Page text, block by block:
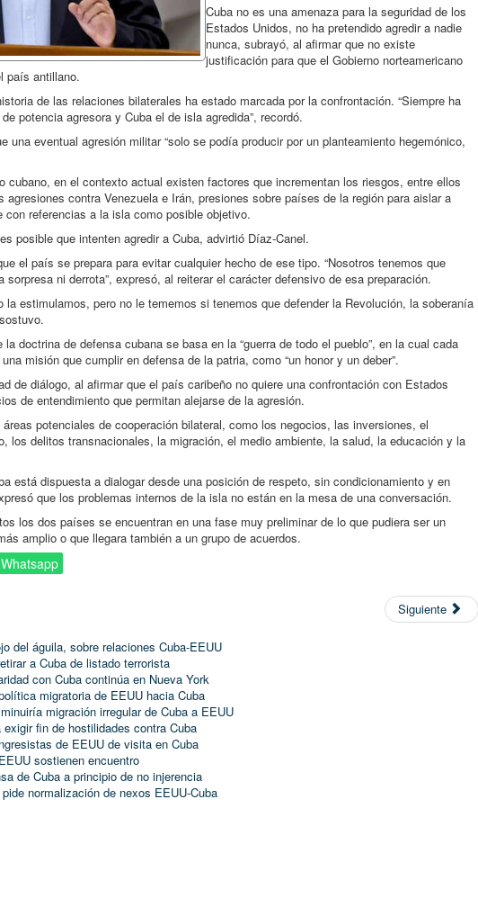
Cuba no es una amenaza para la seguridad de los
Estados Unidos, no ha pretendido agredir a nadie
nunca, subrayó, al afirmar que no existe
justificación para que el Gobierno norteamericano
país antillano.
de las relaciones bilaterales ha estado marcada por la confrontación. “Siempre ha
potencia agresora y Cuba el de isla agredida”, recordó.
una eventual agresión militar “solo se podía producir por un planteamiento hegemónico,
cubano, en el contexto actual existen factores que incrementan los riesgos, entre ellos
contra Venezuela e Irán, presiones sobre países de la región para aislar a
con referencias a la isla como posible objetivo.
posible que intenten agredir a Cuba, advirtió Díaz-Canel.
el país se prepara para evitar cualquier hecho de ese tipo. “Nosotros tenemos que
sorpresa ni derrota”, expresó, al reiterar el carácter defensivo de esa preparación.
la estimulamos, pero no le tememos si tenemos que defender la Revolución, la soberanía
doctrina de defensa cubana se basa en la “guerra de todo el pueblo”, en la cual cada
misión que cumplir en defensa de la patria, como “un honor y un deber”.
de diálogo, al afirmar que el país caribeño no quiere una confrontación con Estados
de entendimiento que permitan alejarse de la agresión.
potenciales de cooperación bilateral, como los negocios, las inversiones, el
los delitos transnacionales, la migración, el medio ambiente, la salud, la educación y la
está dispuesta a dialogar desde una posición de respeto, sin condicionamiento y en
que los problemas internos de la isla no están en la mesa de una conversación.
los dos países se encuentran en una fase muy preliminar de lo que pudiera ser un
amplio o que llegara también a un grupo de acuerdos.
Whatsapp
Siguiente
del águila, sobre relaciones Cuba-EEUU
a Cuba de listado terrorista
con Cuba continúa en Nueva York
migratoria de EEUU hacia Cuba
migración irregular de Cuba a EEUU
fin de hostilidades contra Cuba
de EEUU de visita en Cuba
sostienen encuentro
de Cuba a principio de no injerencia
normalización de nexos EEUU-Cuba